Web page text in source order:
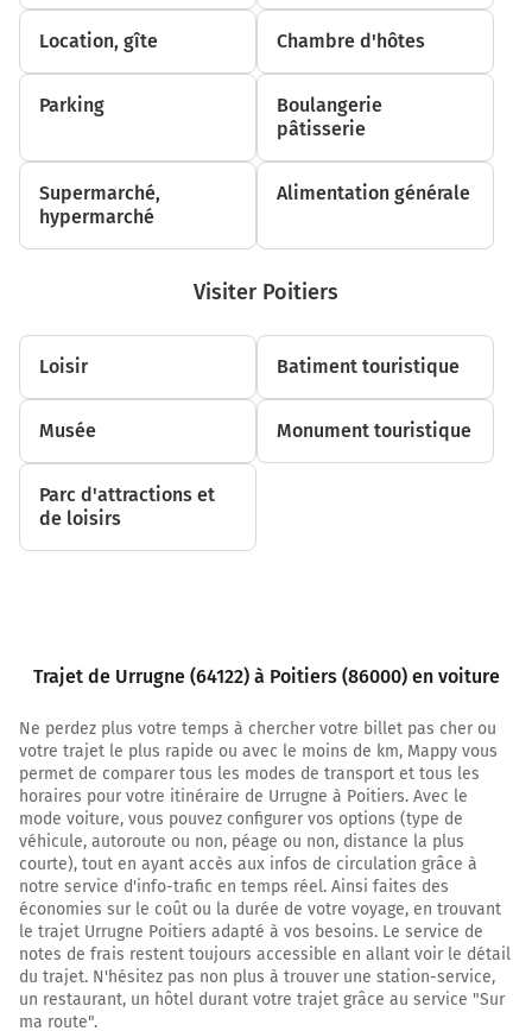
Au rond-point, prendre la 2ème sortie sur D810 (Route
Départementale 810) et continuer sur 1,4 kilomètre
Au rond-point, prendre la 2ème sortie sur la voie et
continuer sur 110 mètres
2,3 km
Tourner légèrement à droite sur la voie et continuer
sur 20 mètres
2,4 km
Tourner légèrement à droite sur la voie et continuer
Au rond-point, prendre la 1ère sortie sur la voie et
continuer sur 60 mètres
2,5 km
Continuer D913 (Bretelle de Socoa) sur 130 mètres
2,6 km
Payer 0,70 € (Péage St Jean De Luz)
A63
Autoroute de la Côte Basque
Payer 2,80 € (Péage La Negresse)
Payer 4,30 € (Péage Benesse)
Payer 4,40 € (Péage Castets)
Payer 4,40 € (Péage Saugnacq-et-Muret)
Prendre à droite et rejoindre A630 E5 E70. Continuer sur
200 km
Location, gîte Chambre d'hôtes
Parking
Boulangerie
pâtisserie
Supermarché,
hypermarché
Alimentation générale
Visiter Poitiers
Loisir Batiment touristique
Musée Monument touristique
Parc d'attractions et
de loisirs
Trajet de Urrugne (64122) à Poitiers (86000) en voiture
Ne perdez plus votre temps à chercher votre billet pas cher ou
votre trajet le plus rapide ou avec le moins de km, Mappy vous
permet de comparer tous les modes de transport et tous les
horaires pour votre itinéraire de Urrugne à Poitiers. Avec le
mode voiture, vous pouvez configurer vos options (type de
véhicule, autoroute ou non, péage ou non, distance la plus
courte), tout en ayant accès aux infos de circulation grâce à
notre service d'info-trafic en temps réel. Ainsi faites des
économies sur le coût ou la durée de votre voyage, en trouvant
le trajet Urrugne Poitiers adapté à vos besoins. Le service de
notes de frais restent toujours accessible en allant voir le détail
du trajet. N'hésitez pas non plus à trouver une station-service,
un restaurant, un hôtel durant votre trajet grâce au service "Sur
ma route".